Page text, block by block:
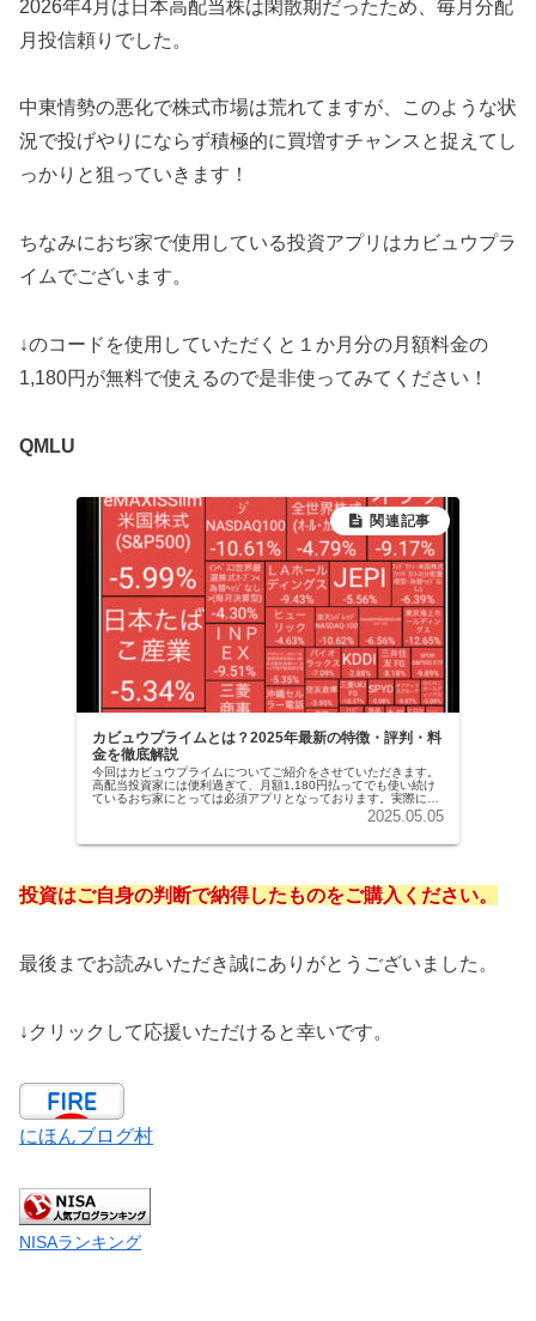
2026年4月は日本高配当株は閑散期だったため、毎月分配
月投信頼りでした。
中東情勢の悪化で株式市場は荒れてますが、このような状
況で投げやりにならず積極的に買増すチャンスと捉えてし
っかりと狙っていきます！
ちなみにおぢ家で使用している投資アプリはカビュウプラ
イムでございます。
↓のコードを使用していただくと１か月分の月額料金の
1,180円が無料で使えるので是非使ってみてください！
QMLU
カビュウプライムとは？2025年最新の特徴・評判・料
金を徹底解説
今回はカビュウプライムについてご紹介をさせていただきます。
高配当投資家には便利過ぎて、月額1,180円払ってでも使い続け
ているおぢ家にとっては必須アプリとなっております。実際に使
ってみた感想、何がおすすめなのかを画像付きで解説させていた
2025.05.05
投資はご自身の判断で納得したものをご購入ください。
最後までお読みいただき誠にありがとうございました。
↓クリックして応援いただけると幸いです。
にほんブログ村
NISAランキング